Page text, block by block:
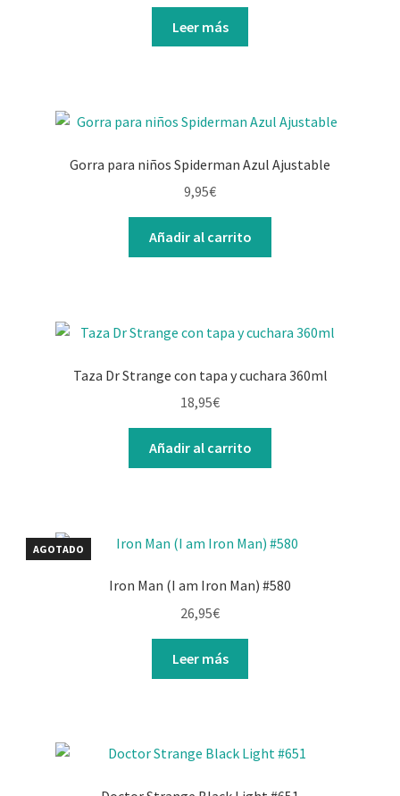
Leer más
Gorra para niños Spiderman Azul Ajustable
9,95€
Añadir al carrito
Taza Dr Strange con tapa y cuchara 360ml
18,95€
Añadir al carrito
AGOTADO
Iron Man (I am Iron Man) #580
26,95€
Leer más